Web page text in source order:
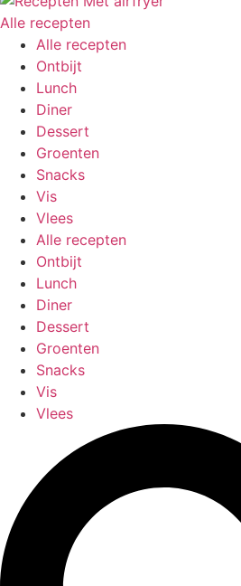
Alle recepten
Alle recepten
Ontbijt
Lunch
Diner
Dessert
Groenten
Snacks
Vis
Vlees
Alle recepten
Ontbijt
Lunch
Diner
Dessert
Groenten
Snacks
Vis
Vlees